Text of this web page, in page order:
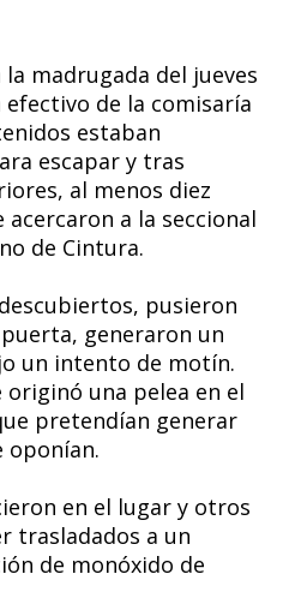
la madrugada del jueves
de la comisaría
estaban
escapar y tras
al menos diez
acercaron a la seccional
de Cintura.
pusieron
generaron un
un intento de motín.
originó una pelea en el
pretendían generar
oponían.
en el lugar y otros
trasladados a un
de monóxido de